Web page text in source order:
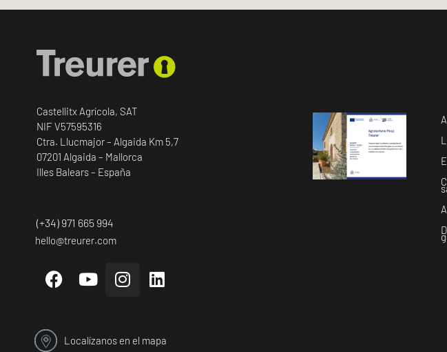
Castellitx Agrícola, SAT
NIF V57595316
Ctra. Llucmajor – Algaida Km 5,7
07201 Algaida – Mallorca
Illes Balears – España
(+34) 971 665 994
hello@treurer.com
Localízanos en el mapa